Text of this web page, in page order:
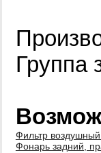
Группа
Фильтр
Фонарь задний,